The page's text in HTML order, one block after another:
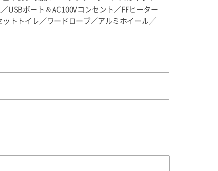
USBポート＆AC100Vコンセント／FFヒーター
トトイレ／ワードローブ／アルミホイール／